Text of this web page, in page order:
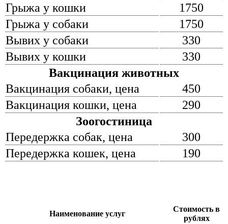
Грыжа у кошки
1750
Грыжа у собаки
1750
Вывих у собаки
330
Вывих у кошки
330
Вакцинация животных
Вакцинация собаки, цена
450
Вакцинация кошки, цена
290
Зоогостиница
Передержка собак, цена
300
Передержка кошек, цена
190
Наименование услуг
Стоимость в
рублях